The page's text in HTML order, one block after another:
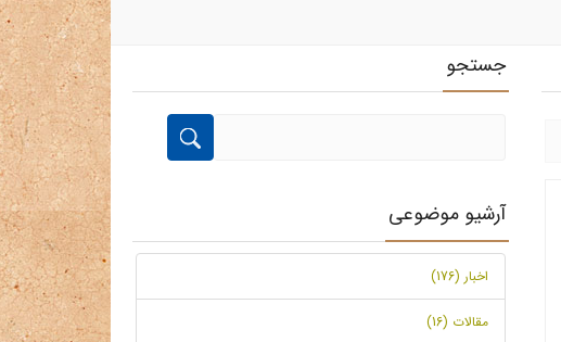
جستجو
آرشیو موضوعی
اخبار (176)
مقالات (16)